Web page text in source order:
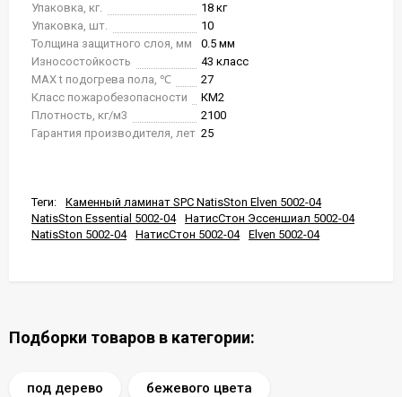
Упаковка, кг.
18 кг
Упаковка, шт.
10
Толщина защитного слоя, мм
0.5 мм
Износостойкость
43 класс
MAX t подогрева пола, ℃
27
Класс пожаробезопасности
КМ2
Плотность, кг/м3
2100
Гарантия производителя, лет 25
Теги:
Каменный ламинат SPC NatisSton Elven 5002-04
NatisSton Essential 5002-04
НатисСтон Эссеншиал 5002-04
NatisSton 5002-04
НатисСтон 5002-04 Elven 5002-04
Подборки товаров в категории:
под дерево бежевого цвета